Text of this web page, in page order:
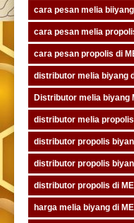
cara pesan melia
cara pesan melia
cara pesan propolis di
distributor melia biyang
Distributor melia biyang
distributor melia
distributor propolis
distributor propolis
distributor propolis di
harga melia biyang di